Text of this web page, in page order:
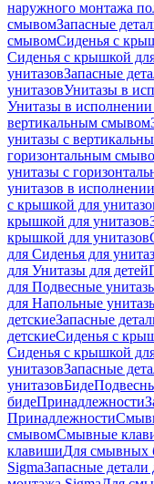
наружного монтажа
смывомЗапасные
смывомСиденья с
Сиденья с крышкой
унитазовЗапасные
унитазовУнитазы в
Унитазы в
вертикальным смывом
унитазы с
горизонтальным
унитазы с
унитазов в
с крышкой для
крышкой для унитазов
крышкой для унитазов
для Сиденья для
для Унитазы для детей
для Подвесные
для Напольные
детскиеЗапасные
детскиеСиденья с
Сиденья с крышкой
унитазовЗапасные
унитазовБиде
бидеПринадлежности
Принадлежности
смывомСмывные
клавишиДля смывных
SigmaЗапасные